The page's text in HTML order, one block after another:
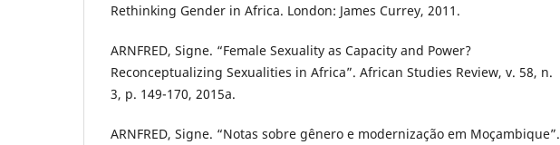
Rethinking Gender in Africa. London: James Currey, 2011.
ARNFRED, Signe. “Female Sexuality as Capacity and Power?
Reconceptualizing Sexualities in Africa”. African Studies Review, v. 58, n.
3, p. 149-170, 2015a.
ARNFRED, Signe. “Notas sobre gênero e modernização em Moçambique”.